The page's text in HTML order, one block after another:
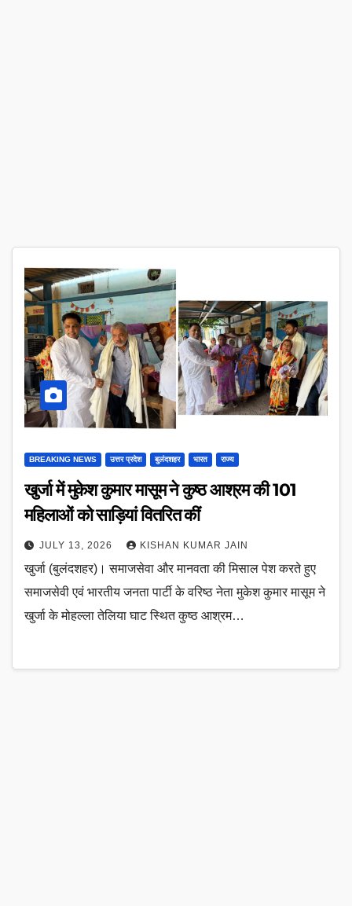
BREAKING NEWS उत्तर प्रदेश बुलंदशहर भारत राज्य
खुर्जा में मुकेश कुमार मासूम ने कुष्ठ आश्रम की 101
महिलाओं को साड़ियां वितरित कीं
JULY 13, 2026 KISHAN KUMAR JAIN
खुर्जा (बुलंदशहर)। समाजसेवा और मानवता की मिसाल पेश करते हुए
समाजसेवी एवं भारतीय जनता पार्टी के वरिष्ठ नेता मुकेश कुमार मासूम ने
खुर्जा के मोहल्ला तेलिया घाट स्थित कुष्ठ आश्रम…